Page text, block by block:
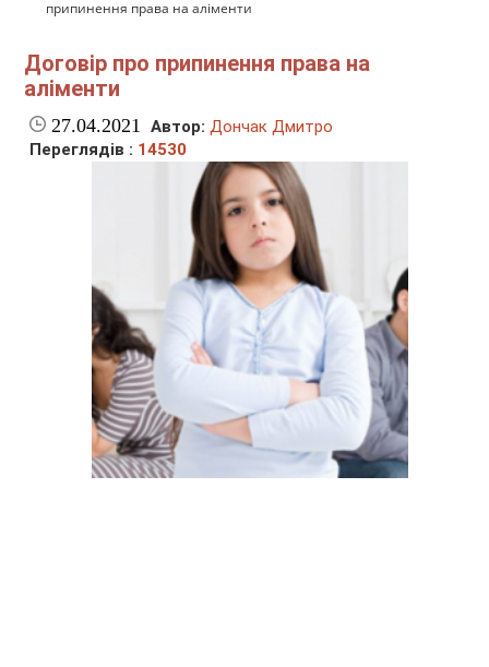
припинення права на аліменти
Договір про припинення права на
аліменти
27.04.2021 Автор: Дончак Дмитро
Переглядів : 14530